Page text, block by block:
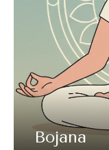
Bojana